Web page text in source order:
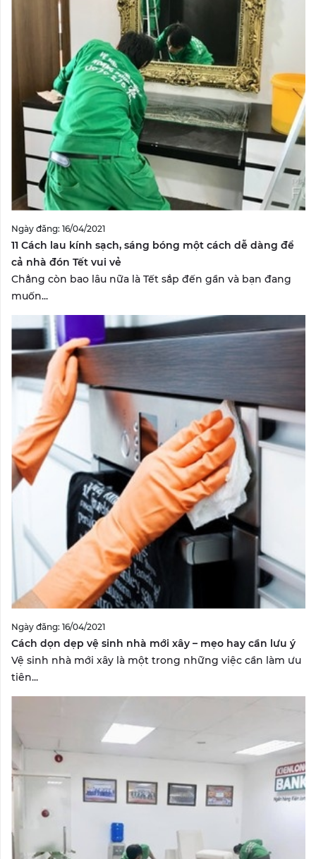
Ngày đăng: 16/04/2021
11 Cách lau kính sạch, sáng bóng một cách dễ dàng để
cả nhà đón Tết vui vẻ
Chẳng còn bao lâu nữa là Tết sắp đến gần và bạn đang
muốn...
Ngày đăng: 16/04/2021
Cách dọn dẹp vệ sinh nhà mới xây – mẹo hay cần lưu ý
Vệ sinh nhà mới xây là một trong những việc cần làm ưu
tiên...